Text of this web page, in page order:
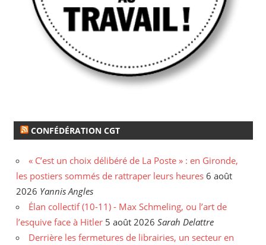
CONFÉDÉRATION CGT
« C’est un choix délibéré de La Poste » : en Gironde,
les postiers sommés de rattraper leurs heures 6 août
2026 Yannis Angles
Élan collectif (10-11) - Max Schmeling, ou l’art de
l’esquive face à Hitler 5 août 2026 Sarah Delattre
Derrière les fermetures de librairies, un secteur en